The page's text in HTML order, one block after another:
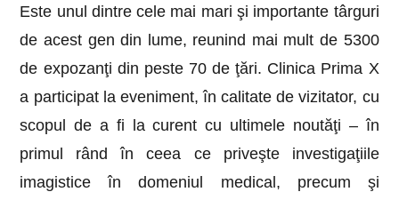
Este unul dintre cele mai mari şi importante târguri
de acest gen din lume, reunind mai mult de 5300
de expozanţi din peste 70 de ţări. Clinica Prima X
a participat la eveniment, în calitate de vizitator, cu
scopul de a fi la curent cu ultimele noutăţi – în
primul rând în ceea ce priveşte investigaţiile
imagistice în domeniul medical, precum şi